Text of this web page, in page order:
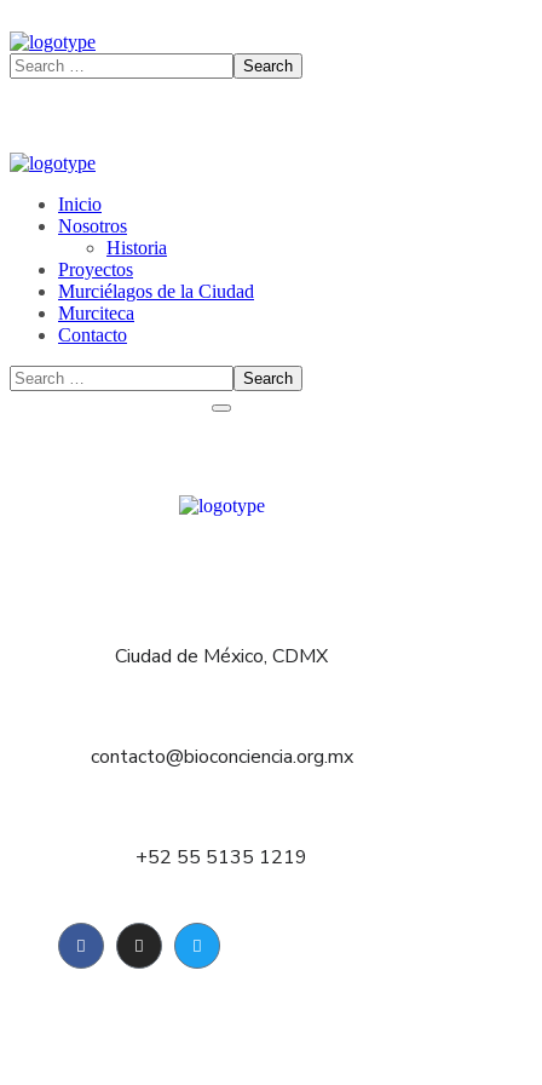
Inicio
Nosotros
Historia
Proyectos
Murciélagos de la Ciudad
Murciteca
Contacto
Ciudad de México, CDMX
contacto@bioconciencia.org.mx
+52 55 5135 1219